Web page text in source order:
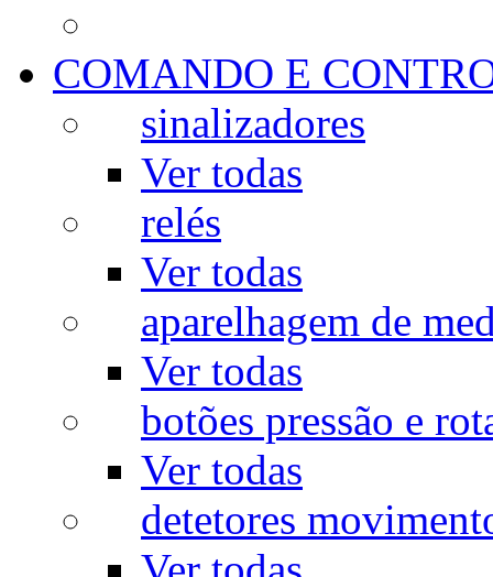
COMANDO E
sinalizadores
Ver todas
relés
Ver todas
aparelhagem de
Ver todas
botões pressão e
Ver todas
detetores